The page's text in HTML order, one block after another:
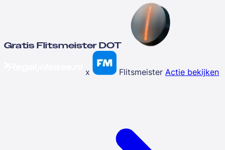
Gratis Flitsmeister DOT
x Flitsmeister Actie bekijken